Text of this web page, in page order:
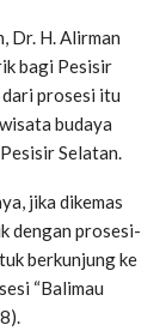
Dr. H. Alirman
bagi Pesisir
prosesi itu
budaya
Selatan.
jika dikemas
dengan prosesi-
berkunjung ke
“Balimau